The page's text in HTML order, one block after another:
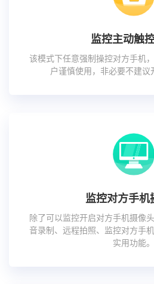
监控主动触
该模式下任意强制操控对方手机
户谨慎使用，非必要不建议
监控对方手机
除了可以监控开启对方手机摄像
音录制、远程拍照、监控对方手
实用功能。